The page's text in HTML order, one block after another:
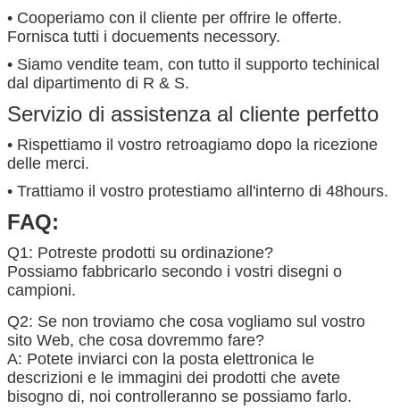
• Cooperiamo con il cliente per offrire le offerte.
Fornisca tutti i docuements necessory.
• Siamo vendite team, con tutto il supporto techinical
dal dipartimento di R & S.
Servizio di assistenza al cliente perfetto
• Rispettiamo il vostro retroagiamo dopo la ricezione
delle merci.
• Trattiamo il vostro protestiamo all'interno di 48hours.
FAQ:
Q1: Potreste prodotti su ordinazione?
Possiamo fabbricarlo secondo i vostri disegni o
campioni.
Q2: Se non troviamo che cosa vogliamo sul vostro
sito Web, che cosa dovremmo fare?
A: Potete inviarci con la posta elettronica le
descrizioni e le immagini dei prodotti che avete
bisogno di, noi controlleranno se possiamo farlo.